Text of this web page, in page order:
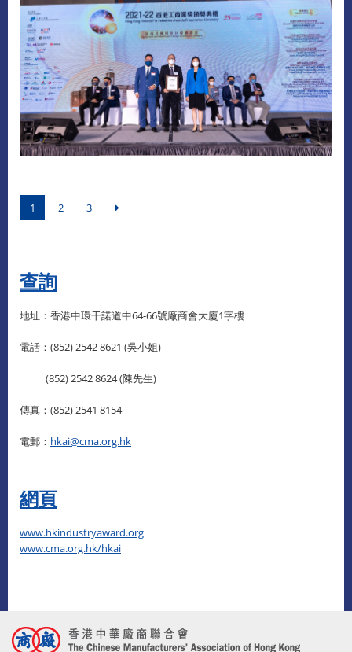
1 2 3
查詢​
地址：香港中環干諾道中64-66號廠商會大廈1字樓
電話：(852) 2542 8621 (吳小姐)
(852) 2542 8624 (陳先生)
傳真：(852) 2541 8154
電郵： hkai@cma.org.hk
網頁
www.hkindustryaward.org
www.cma.org.hk/hkai